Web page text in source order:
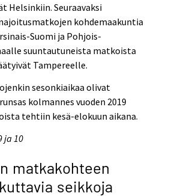
Helsinkiin. Seuraavaksi
kohdemaakuntia
Suomi ja Pohjois-
suuntautuneista matkoista
Tampereelle.
sesonkiaikaa olivat
kolmannes vuoden 2019
tehtiin kesä-elokuun aikana.
ja 10
matkakohteen
seikkoja